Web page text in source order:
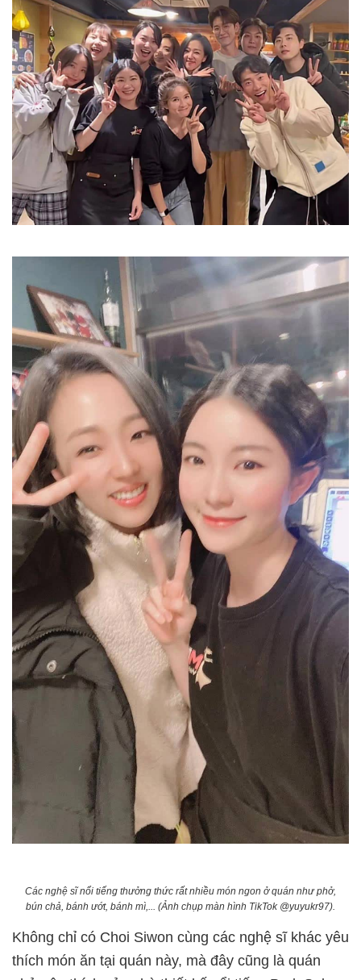
Các nghệ sĩ nổi tiếng thưởng thức rất nhiều món ngon ở quán như phở,
bún chả, bánh ướt, bánh mì,... (Ảnh chụp màn hình TikTok @yuyukr97).
Không chỉ có Choi Siwon cùng các nghệ sĩ khác yêu
thích món ăn tại quán này, mà đây cũng là quán